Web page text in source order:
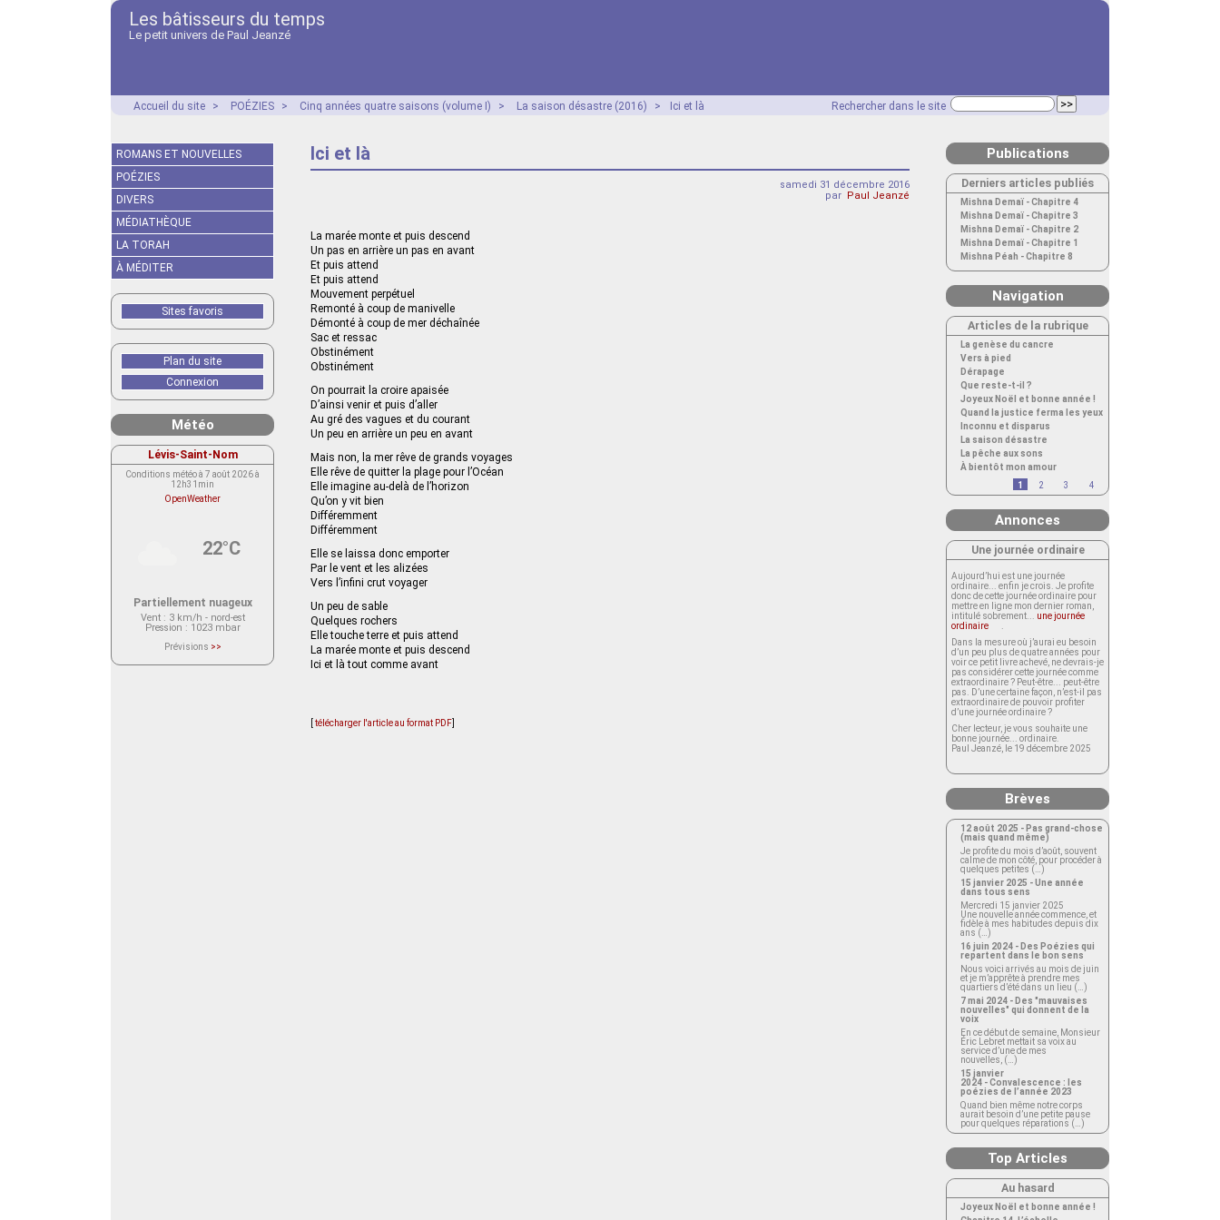
Les bâtisseurs du temps
Le petit univers de Paul Jeanzé
Rechercher dans le site
Accueil du site > POÉZIES > Cinq années quatre saisons (volume I) > La saison désastre (2016) > Ici et là
Ici et là
samedi 31 décembre 2016
par Paul Jeanzé
La marée monte et puis descend
Un pas en arrière un pas en avant
Et puis attend
Et puis attend
Mouvement perpétuel
Remonté à coup de manivelle
Démonté à coup de mer déchaînée
Sac et ressac
Obstinément
Obstinément
On pourrait la croire apaisée
D’ainsi venir et puis d’aller
Au gré des vagues et du courant
Un peu en arrière un peu en avant
Mais non, la mer rêve de grands voyages
Elle rêve de quitter la plage pour l’Océan
Elle imagine au-delà de l’horizon
Qu’on y vit bien
Différemment
Différemment
Elle se laissa donc emporter
Par le vent et les alizées
Vers l’infini crut voyager
Un peu de sable
Quelques rochers
Elle touche terre et puis attend
La marée monte et puis descend
Ici et là tout comme avant
télécharger l'article au format PDF
ROMANS ET NOUVELLES
POÉZIES
DIVERS
MÉDIATHÈQUE
LA TORAH
À MÉDITER
Sites favoris
Plan du site
Connexion
Météo
Lévis-Saint-Nom
Conditions météo à 7 août 2026 à
12h31min
OpenWeather
22°C
Partiellement nuageux
Vent: 3 km/h - nord-est
Pression : 1023 mbar
Prévisions >>
actuellement aucune prévision
Publications
Derniers articles publiés
Mishna Demaï - Chapitre 4
Mishna Demaï - Chapitre 3
Mishna Demaï - Chapitre 2
Mishna Demaï - Chapitre 1
Mishna Péah - Chapitre 8
Navigation
Articles de la rubrique
La genèse du cancre
Vers à pied
Dérapage
Que reste-t-il ?
Joyeux Noël et bonne année !
Quand la justice ferma les yeux
Inconnu et disparus
La saison désastre
La pêche aux sons
À bientôt mon amour
1
2 3 4
Annonces
Une journée ordinaire
Aujourd’hui est une journée
ordinaire... enfin je crois. Je profite
donc de cette journée ordinaire pour
mettre en ligne mon dernier roman,
intitulé sobrement... une journée
ordinaire
Dans la mesure où j’aurai eu besoin
d’un peu plus de quatre années pour
voir ce petit livre achevé, ne devrais-je
pas considérer cette journée comme
extraordinaire ? Peut-être... peut-être
pas. D’une certaine façon, n’est-il pas
extraordinaire de pouvoir profiter
d’une journée ordinaire ?
Cher lecteur, je vous souhaite une
bonne journée... ordinaire.
Paul Jeanzé, le 19 décembre 2025
Brèves
12 août 2025 - Pas grand-chose
(mais quand même)
Je profite du mois d’août, souvent
calme de mon côté, pour procéder à
quelques petites (…)
15 janvier 2025 - Une année
dans tous sens
Mercredi 15 janvier 2025
Une nouvelle année commence, et
fidèle à mes habitudes depuis dix
ans (…)
16 juin 2024 - Des Poézies qui
repartent dans le bon sens
Nous voici arrivés au mois de juin
et je m’apprête à prendre mes
quartiers d’été dans un lieu (…)
7 mai 2024 - Des "mauvaises
nouvelles" qui donnent de la
voix
En ce début de semaine, Monsieur
Éric Lebret mettait sa voix au
service d’une de mes
nouvelles, (…)
15 janvier
2024 - Convalescence : les
poézies de l’année 2023
Quand bien même notre corps
aurait besoin d’une petite pause
pour quelques réparations (…)
Top Articles
Au hasard
Joyeux Noël et bonne année !